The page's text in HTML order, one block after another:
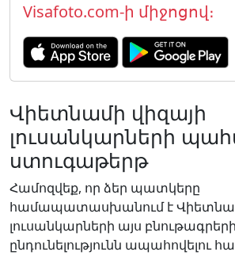
Visafoto.com-ի միջոցով։
Վիետնամի վիզայի
լուսանկարների
ստուգաթերթ
Համոզվեք, որ ձեր պատկերը
համապատասխանում է
լուսանկարների այս
ընդունելությունն ապահովելու